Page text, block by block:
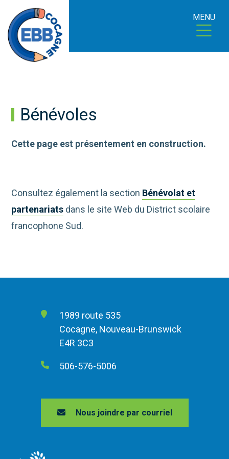
MENU
Bénévoles
Cette page est présentement en construction.
Consultez également la section Bénévolat et
partenariats dans le site Web du District scolaire
francophone Sud.
1989 route 535
Cocagne, Nouveau-Brunswick
E4R 3C3
506-576-5006
Nous joindre par courriel